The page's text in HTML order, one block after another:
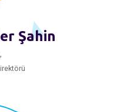
Şahin